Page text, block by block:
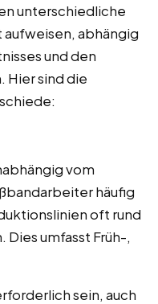
unterschiedliche
abhängig
und den
sind die
vom
häufig
oft rund
umfasst Früh-,
sein, auch